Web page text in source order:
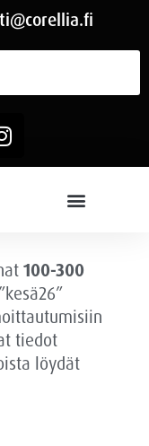
100-300
tiedot
löydät